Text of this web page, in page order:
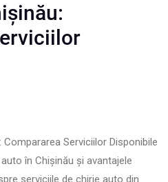
Serviciilor Disponibile
în Chișinău și avantajele
serviciile de chirie auto din